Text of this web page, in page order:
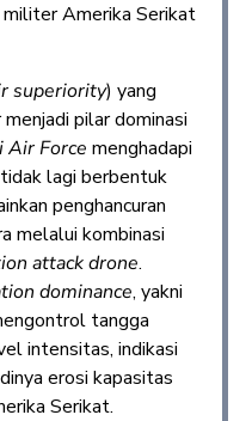
Amerika Serikat
superiority) yang
pilar dominasi
Air Force menghadapi
lagi berbentuk
penghancuran
melalui kombinasi
attackdrone.
dominance, yakni
tangga
intensitas, indikasi
erosi kapasitas
Serikat.